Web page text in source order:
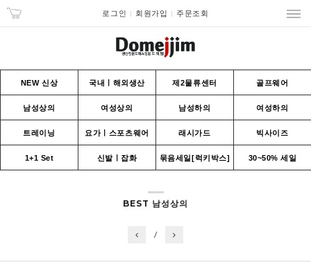
로그인 회원가입 주문조회
NEW 신상 국내ㅣ해외생산 제2물류센터 골프웨어
남성상의 여성상의 남성하의 여성하의
트레이닝 요가ㅣ스포츠웨어 래시가드 빅사이즈
1+1 Set 신발ㅣ잡화 묶음세일[럭키박스] 30~50% 세일
BEST 남성상의
/